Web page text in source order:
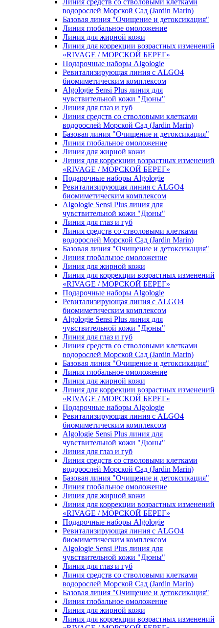
Линия средств со стволовыми клетками
водорослей Морской Сад (Jardin Marin)
Базовая линия "Очищение и детоксикация"
Линия глобальное омоложение
Линия для жирной кожи
Линия для коррекции возрастных изменений
«RIVAGE / МОРСКОЙ БЕРЕГ»
Подарочные наборы Algologie
Ревитализирующая линия с ALGO4
биомиметическим комплексом
Algologie Sensi Plus линия для
чувcтвительной кожи "Дюны"
Линия для глаз и губ
Линия средств со стволовыми клетками
водорослей Морской Сад (Jardin Marin)
Базовая линия "Очищение и детоксикация"
Линия глобальное омоложение
Линия для жирной кожи
Линия для коррекции возрастных изменений
«RIVAGE / МОРСКОЙ БЕРЕГ»
Подарочные наборы Algologie
Ревитализирующая линия с ALGO4
биомиметическим комплексом
Algologie Sensi Plus линия для
чувcтвительной кожи "Дюны"
Линия для глаз и губ
Линия средств со стволовыми клетками
водорослей Морской Сад (Jardin Marin)
Базовая линия "Очищение и детоксикация"
Линия глобальное омоложение
Линия для жирной кожи
Линия для коррекции возрастных изменений
«RIVAGE / МОРСКОЙ БЕРЕГ»
Подарочные наборы Algologie
Ревитализирующая линия с ALGO4
биомиметическим комплексом
Algologie Sensi Plus линия для
чувcтвительной кожи "Дюны"
Линия для глаз и губ
Линия средств со стволовыми клетками
водорослей Морской Сад (Jardin Marin)
Базовая линия "Очищение и детоксикация"
Линия глобальное омоложение
Линия для жирной кожи
Линия для коррекции возрастных изменений
«RIVAGE / МОРСКОЙ БЕРЕГ»
Подарочные наборы Algologie
Ревитализирующая линия с ALGO4
биомиметическим комплексом
Algologie Sensi Plus линия для
чувcтвительной кожи "Дюны"
Линия для глаз и губ
Линия средств со стволовыми клетками
водорослей Морской Сад (Jardin Marin)
Базовая линия "Очищение и детоксикация"
Линия глобальное омоложение
Линия для жирной кожи
Линия для коррекции возрастных изменений
«RIVAGE / МОРСКОЙ БЕРЕГ»
Подарочные наборы Algologie
Ревитализирующая линия с ALGO4
биомиметическим комплексом
Algologie Sensi Plus линия для
чувcтвительной кожи "Дюны"
Линия для глаз и губ
Линия средств со стволовыми клетками
водорослей Морской Сад (Jardin Marin)
Базовая линия "Очищение и детоксикация"
Линия глобальное омоложение
Линия для жирной кожи
Линия для коррекции возрастных изменений